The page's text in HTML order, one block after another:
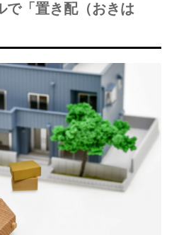
で「置き配（おきは